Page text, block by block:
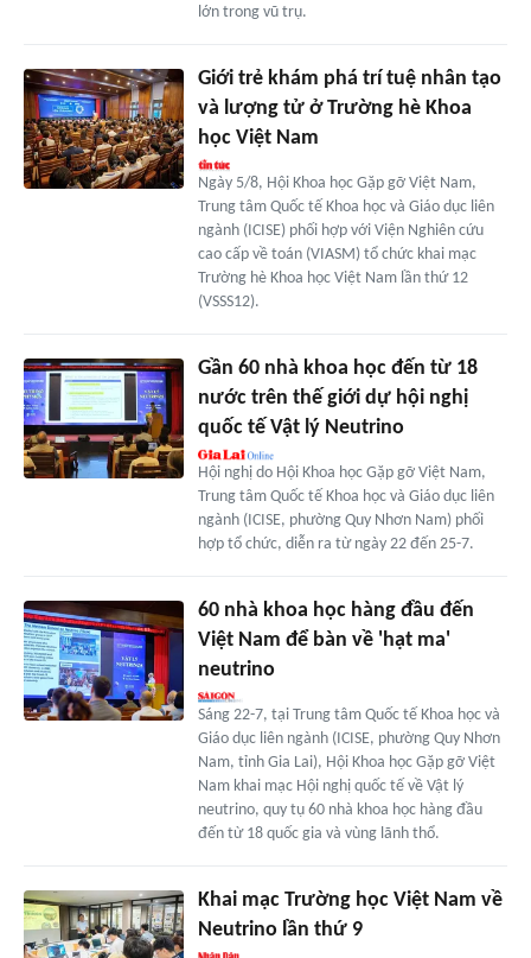
lớn trong vũ trụ.
Giới trẻ khám phá trí tuệ nhân tạo
và lượng tử ở Trường hè Khoa
học Việt Nam
Ngày 5/8, Hội Khoa học Gặp gỡ Việt Nam,
Trung tâm Quốc tế Khoa học và Giáo dục liên
ngành (ICISE) phối hợp với Viện Nghiên cứu
cao cấp về toán (VIASM) tổ chức khai mạc
Trường hè Khoa học Việt Nam lần thứ 12
(VSSS12).
Gần 60 nhà khoa học đến từ 18
nước trên thế giới dự hội nghị
quốc tế Vật lý Neutrino
Hội nghị do Hội Khoa học Gặp gỡ Việt Nam,
Trung tâm Quốc tế Khoa học và Giáo dục liên
ngành (ICISE, phường Quy Nhơn Nam) phối
hợp tổ chức, diễn ra từ ngày 22 đến 25-7.
60 nhà khoa học hàng đầu đến
Việt Nam để bàn về 'hạt ma'
neutrino
Sáng 22-7, tại Trung tâm Quốc tế Khoa học và
Giáo dục liên ngành (ICISE, phường Quy Nhơn
Nam, tỉnh Gia Lai), Hội Khoa học Gặp gỡ Việt
Nam khai mạc Hội nghị quốc tế về Vật lý
neutrino, quy tụ 60 nhà khoa học hàng đầu
đến từ 18 quốc gia và vùng lãnh thổ.
Khai mạc Trường học Việt Nam về
Neutrino lần thứ 9